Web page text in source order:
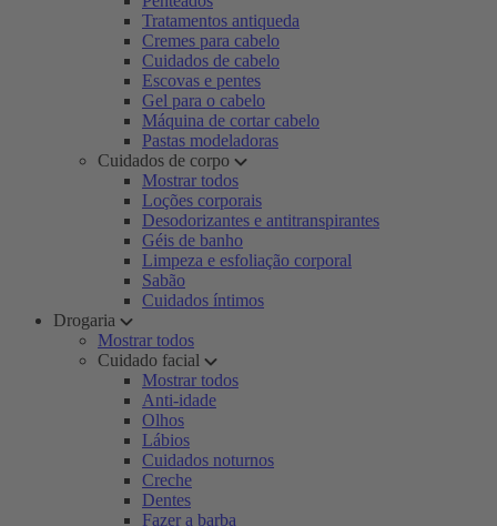
Tratamentos antiqueda
Cremes para cabelo
Cuidados de cabelo
Escovas e pentes
Gel para o cabelo
Máquina de cortar cabelo
Pastas modeladoras
Cuidados de corpo
Mostrar todos
Loções corporais
Desodorizantes e antitranspirantes
Géis de banho
Limpeza e esfoliação corporal
Sabão
Cuidados íntimos
Drogaria
Mostrar todos
Cuidado facial
Mostrar todos
Anti-idade
Olhos
Lábios
Cuidados noturnos
Creche
Dentes
Fazer a barba